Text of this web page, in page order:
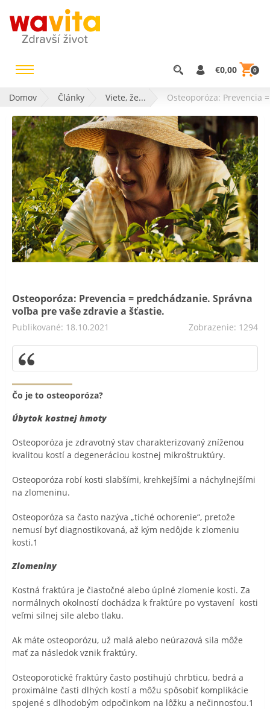
€0,00 0
Domov Články Viete, že... Osteoporóza: Prevencia
Osteoporóza: Prevencia = predchádzanie. Správna
voľba pre vaše zdravie a šťastie.
Publikované: 18.10.2021 Zobrazenie: 1294
Čo je to osteoporóza?
Úbytok kostnej hmoty
Osteoporóza je zdravotný stav charakterizovaný zníženou
kvalitou kostí a degeneráciou kostnej mikroštruktúry.
Osteoporóza robí kosti slabšími, krehkejšími a náchylnejšími
na zlomeninu.
Osteoporóza sa často nazýva „tiché ochorenie“, pretože
nemusí byť diagnostikovaná, až kým nedôjde k zlomeniu
kosti.1
Zlomeniny
Kostná fraktúra je čiastočné alebo úplné zlomenie kosti. Za
normálnych okolností dochádza k fraktúre po vystavení kosti
veľmi silnej sile alebo tlaku.
Ak máte osteoporózu, už malá alebo neúrazová sila môže
mať za následok vznik fraktúry.
Osteoporotické fraktúry často postihujú chrbticu, bedrá a
proximálne časti dlhých kostí a môžu spôsobiť komplikácie
spojené s dlhodobým odpočinkom na lôžku a nečinnosťou.1